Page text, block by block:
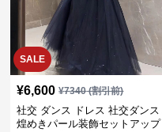
SALE
¥6,600 ¥7340(割引前)
社交 ダンス ドレス 社交ダンス
煌めきパール装飾セットアップ